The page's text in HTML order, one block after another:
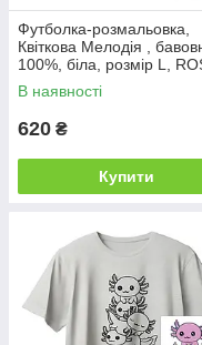
Футболка-розмальовка,
Квіткова Мелодія ,
100%, біла, розмір L,
Talent
В наявності
620 ₴
Купити